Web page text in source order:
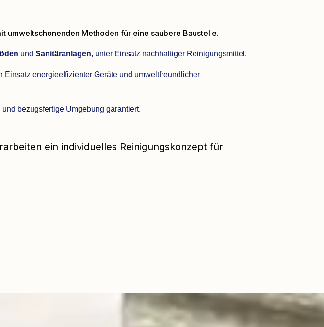
umweltschonenden Methoden für eine saubere Baustelle.
undSanitäranlagen, unter Einsatz nachhaltiger Reinigungsmittel.
Einsatz energieeffizienter Geräte und umweltfreundlicher
bezugsfertige Umgebung garantiert.
ein individuelles Reinigungskonzept für